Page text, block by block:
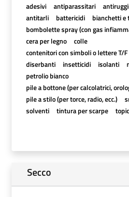
adesivi
antiparassitari
antitarli
battericidi
bianchetti e
bombolette spray (con gas
cera per legno
colle
contenitori con simboli o lettere T/F
diserbanti
insetticidi isolanti
petrolio bianco
pile a bottone (per calcolatrici,
pile a stilo (per torce, radio, ecc.)
solventi
tintura per scarpe
Secco